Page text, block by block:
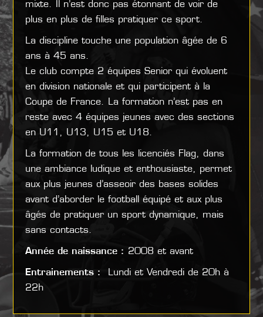
mixte. Il n’est donc pas étonnant de voir de
plus en plus de filles pratiquer ce sport.
La discipline touche une population âgée de 6
ans à 45 ans.
Le club compte 2 équipes Senior qui évoluent
en division nationale et qui participent à la
Coupe de France. La formation n’est pas en
reste avec 4 équipes jeunes avec des sections
en U11, U13, U15 et U18.
La formation de tous les licenciés Flag, dans
une ambiance ludique et enthousiaste, permet
aux plus jeunes d’asseoir des bases solides
avant d’aborder le football équipé et aux plus
âgés de pratiquer un sport dynamique, mais
sans contacts.
Année de naissance : 2008 et avant
Entrainements :
Lundi et Vendredi de 20h à
22h